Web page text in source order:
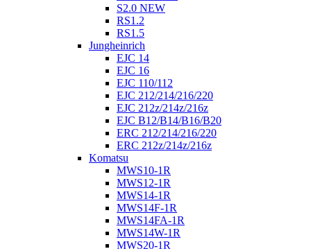
S2.0 NEW
RS1.2
RS1.5
Jungheinrich
EJC 14
EJC 16
EJC 110/112
EJC 212/214/216/220
EJC 212z/214z/216z
EJC B12/B14/B16/B20
ERC 212/214/216/220
ERC 212z/214z/216z
Komatsu
MWS10-1R
MWS12-1R
MWS14-1R
MWS14F-1R
MWS14FA-1R
MWS14W-1R
MWS20-1R